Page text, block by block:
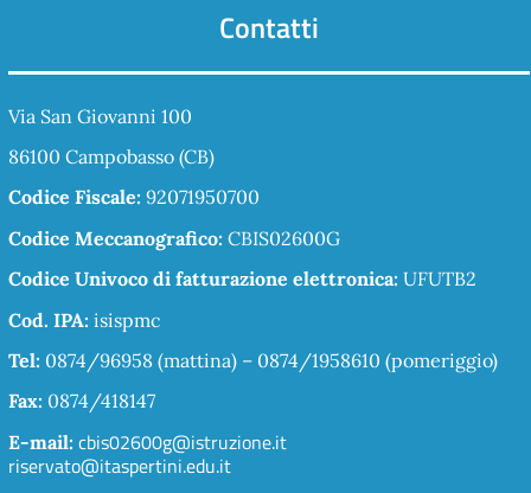
Contatti
Via San Giovanni 100
86100 Campobasso (CB)
Codice Fiscale: 92071950700
Codice Meccanografico: CBIS02600G
Codice Univoco di fatturazione elettronica: UFUTB2
Cod. IPA: isispmc
Tel: 0874/96958 (mattina) – 0874/1958610 (pomeriggio)
Fax: 0874/418147
E-mail: cbis02600g@istruzione.it
riservato@itaspertini.edu.it